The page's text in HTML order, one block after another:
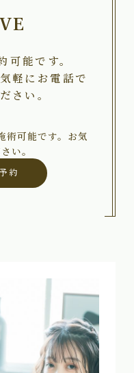
能です。
軽にお電話で
さい。
術可能です。お気
い。
約